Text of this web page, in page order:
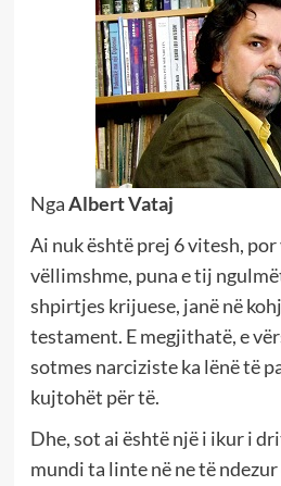
NgaAlbert Vataj
Ai nuk është prej 6 vitesh, por
vëllimshme, puna e tij
shpirtjes krijuese, janë në
testament. E megjithatë, e
sotmes narciziste ka lënë të
kujtohët për të.
Dhe, sot ai është një i ikur i
mundi ta linte në ne të